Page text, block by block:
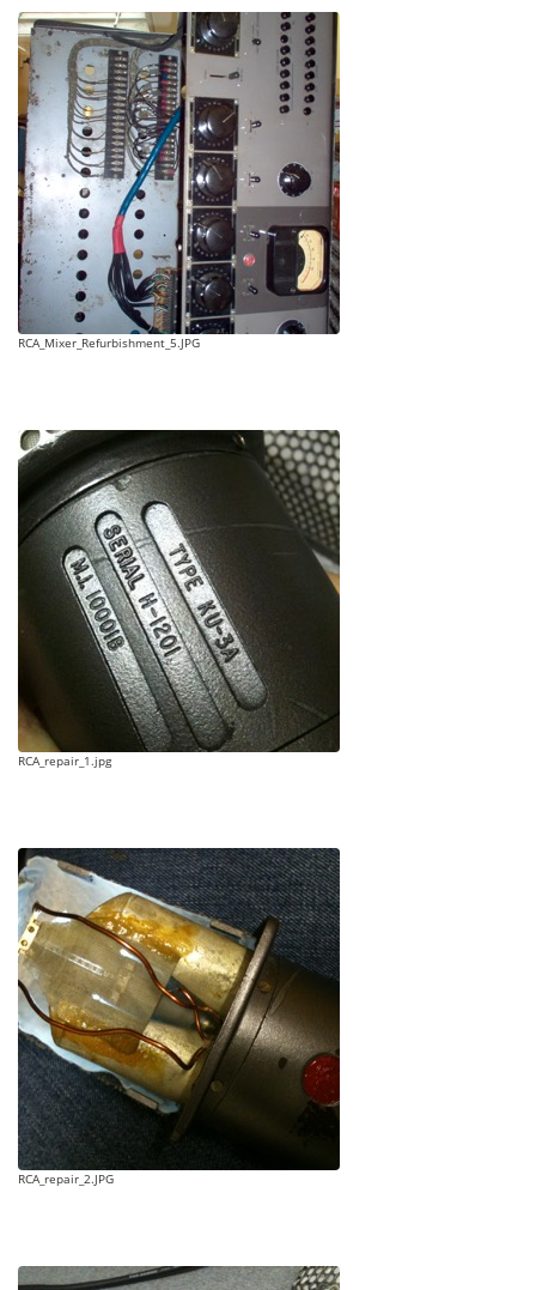
RCA_Mixer_Refurbishment_5.JPG
RCA_repair_1.jpg
RCA_repair_2.JPG